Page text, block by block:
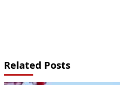
Related Posts